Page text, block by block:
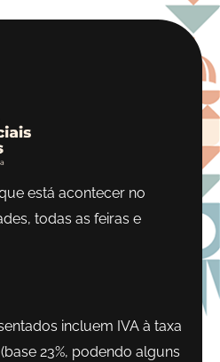
está acontecer no
todas as feiras e
incluem IVA à taxa
23%, podendo alguns